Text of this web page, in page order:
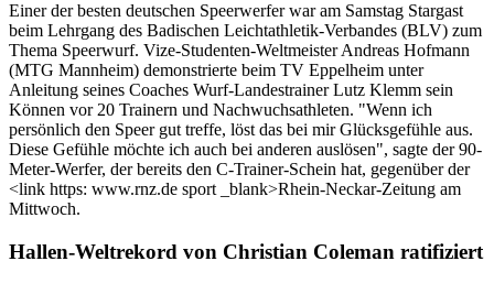
Einer der besten deutschen Speerwerfer war am Samstag Stargast
beim Lehrgang des Badischen Leichtathletik-Verbandes (BLV) zum
Thema Speerwurf. Vize-Studenten-Weltmeister Andreas Hofmann
(MTG Mannheim) demonstrierte beim TV Eppelheim unter
Anleitung seines Coaches Wurf-Landestrainer Lutz Klemm sein
Können vor 20 Trainern und Nachwuchsathleten. "Wenn ich
persönlich den Speer gut treffe, löst das bei mir Glücksgefühle aus.
Diese Gefühle möchte ich auch bei anderen auslösen", sagte der 90-
Meter-Werfer, der bereits den C-Trainer-Schein hat, gegenüber der
<link https: www.rnz.de sport _blank>Rhein-Neckar-Zeitung am
Mittwoch.
Hallen-Weltrekord von Christian Coleman ratifiziert